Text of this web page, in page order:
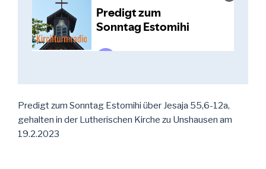
Predigt zum Sonntag Estomihi über Jesaja 55,6-12a,
gehalten in der Lutherischen Kirche zu Unshausen am
19.2.2023